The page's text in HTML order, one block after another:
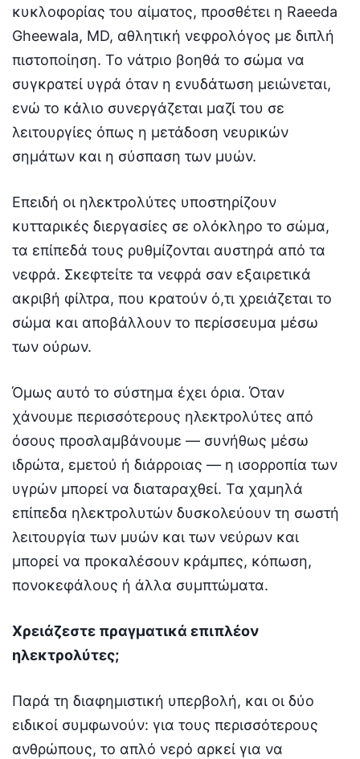
κυκλοφορίας του αίματος, προσθέτει η Raeeda
Gheewala, MD, αθλητική νεφρολόγος με διπλή
πιστοποίηση. Το νάτριο βοηθά το σώμα να
συγκρατεί υγρά όταν η ενυδάτωση μειώνεται,
ενώ το κάλιο συνεργάζεται μαζί του σε
λειτουργίες όπως η μετάδοση νευρικών
σημάτων και η σύσπαση των μυών.
Επειδή οι ηλεκτρολύτες υποστηρίζουν
κυτταρικές διεργασίες σε ολόκληρο το σώμα,
τα επίπεδά τους ρυθμίζονται αυστηρά από τα
νεφρά. Σκεφτείτε τα νεφρά σαν εξαιρετικά
ακριβή φίλτρα, που κρατούν ό,τι χρειάζεται το
σώμα και αποβάλλουν το περίσσευμα μέσω
των ούρων.
Όμως αυτό το σύστημα έχει όρια. Όταν
χάνουμε περισσότερους ηλεκτρολύτες από
όσους προσλαμβάνουμε — συνήθως μέσω
ιδρώτα, εμετού ή διάρροιας — η ισορροπία των
υγρών μπορεί να διαταραχθεί. Τα χαμηλά
επίπεδα ηλεκτρολυτών δυσκολεύουν τη σωστή
λειτουργία των μυών και των νεύρων και
μπορεί να προκαλέσουν κράμπες, κόπωση,
πονοκεφάλους ή άλλα συμπτώματα.
Χρειάζεστε πραγματικά επιπλέον
ηλεκτρολύτες;
Παρά τη διαφημιστική υπερβολή, και οι δύο
ειδικοί συμφωνούν: για τους περισσότερους
ανθρώπους, το απλό νερό αρκεί για να